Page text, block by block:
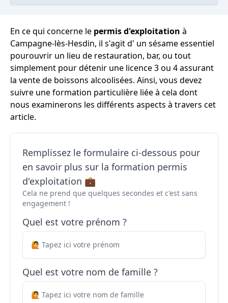
En ce qui concerne le permis d'exploitation à
Campagne-lès-Hesdin, il s'agit d' un sésame essentiel
pourouvrir un lieu de restauration, bar, ou tout
simplement pour détenir une licence 3 ou 4 assurant
la vente de boissons alcoolisées. Ainsi, vous devez
suivre une formation particulière liée à cela dont
nous examinerons les différents aspects à travers cet
article.
Remplissez le formulaire ci-dessous pour
en savoir plus sur la formation permis
d'exploitation 💼
Cela ne prend que quelques secondes et c'est sans
engagement !
Quel est votre prénom ?
Quel est votre nom de famille ?